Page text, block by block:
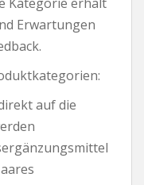
Erwartungen
auf die